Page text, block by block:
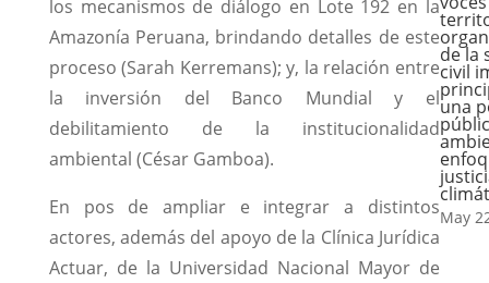
los mecanismos de diálogo en Lote 192 en la
Amazonía Peruana, brindando detalles de este
proceso (Sarah Kerremans); y, la relación entre
la inversión del Banco Mundial y el
debilitamiento de la institucionalidad
ambiental (César Gamboa).
En pos de ampliar e integrar a distintos
actores, además del apoyo de la Clínica Jurídica
Actuar, de la Universidad Nacional Mayor de
de la
civil
una
May